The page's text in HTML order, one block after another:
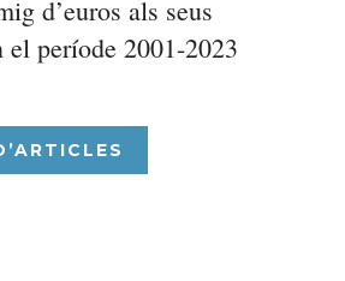
d’euros als seus
període 2001-2023